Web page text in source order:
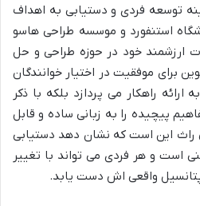
توسعه فردی و دستیابی به اهداف
استنفورد و موسسه طراحی هاسو
ارزشمند خود در حوزه طراحی و حل
برای موفقیت در اختیار خوانندگان
ارائه راهکار می پردازد بلکه با ذکر
پیچیده را به زبانی ساده و قابل
این است که نشان دهد دستیابی
است و هر فردی می تواند با تغییر
واقعی اش دست یابد.